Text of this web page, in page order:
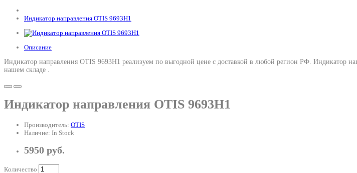
Индикатор направления OTIS 9693H1
Описание
Индикатор направления OTIS 9693H1 реализуем по выгодной цене с доставкой в любой регион РФ. Индикатор
нашем складе .
Индикатор направления OTIS 9693H1
Производитель: OTIS
Наличие: In Stock
5950 руб.
Количество